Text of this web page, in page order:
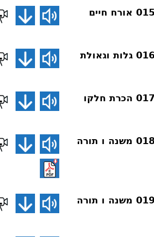
שיעורים בארה”ב אייר תשפ”ג 015 אורח חיים
שיעורים בארה”ב אייר תשפ”ג 016 גלות וגאולת
שיעורים בארה”ב אייר תשפ”ג 017 הכרת חלקו
שיעורים בארה”ב אייר תשפ”ג 018 משנה ו תורה
שיעורים בארה”ב אייר תשפ”ג 019 משנה ו תורה